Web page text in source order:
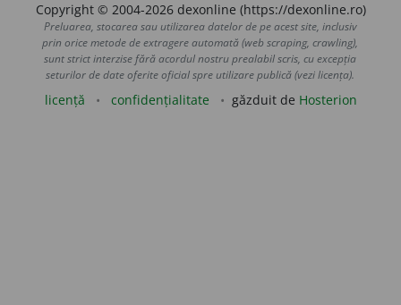
Copyright © 2004-2026 dexonline (https://dexonline.ro)
Preluarea, stocarea sau utilizarea datelor de pe acest site, inclusiv
prin orice metode de extragere automată (web scraping, crawling),
sunt strict interzise fără acordul nostru prealabil scris, cu excepția
seturilor de date oferite oficial spre utilizare publică (vezi licența).
licență confidențialitate găzduit de Hosterion